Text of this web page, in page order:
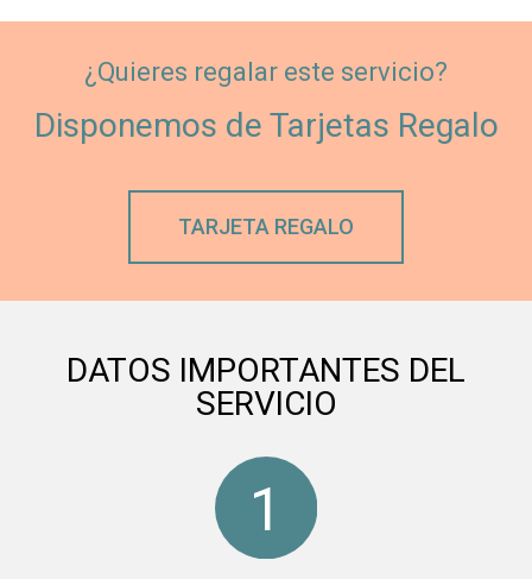
¿Quieres regalar este servicio?
Disponemos de Tarjetas Regalo
TARJETA REGALO
DATOS IMPORTANTES DEL
SERVICIO